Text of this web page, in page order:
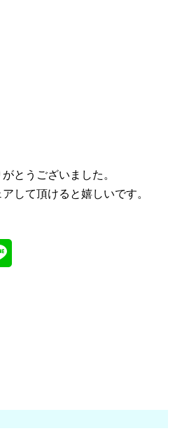
とうございました。
して頂けると嬉しいです。